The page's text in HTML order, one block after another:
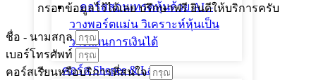
คอร์สสอนเทรดหุ้นด้วย AI –
วางพอร์ตแม่น วิเคราะห์หุ้นเป็น
วางแผนการเงินได้
คอร์ส Shopee & Lazada
กรอกข้อมูลไว้ได้เลย ปรึกษาฟรี ยินดีให้บริการครับ
ชื่อ - นามสกุล
เบอร์โทรศัพท์
คอร์สเรียนหรือบริการที่สนใจ